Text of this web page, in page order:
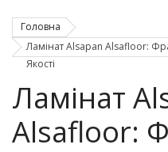
Головна
Ламінат Alsapan Alsafloor:
Якості
Ламінат
Alsafloor: